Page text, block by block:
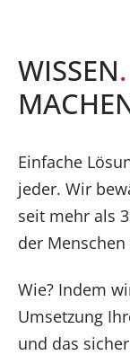
WISSEN.
Einfache
jeder. Wir
seit mehr als
der
Wie? Indem
Umsetzung
und das